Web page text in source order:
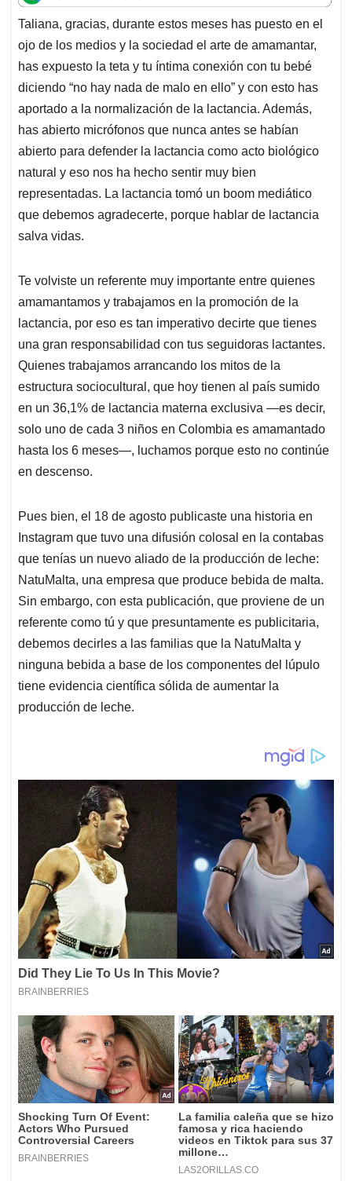
t
s
A
p
p
e
b
o
o
k
k
e
d
I
n
i
l
e
a
d
s
Taliana, gracias, durante estos meses has puesto en el
ojo de los medios y la sociedad el arte de amamantar,
has expuesto la teta y tu íntima conexión con tu bebé
diciendo “no hay nada de malo en ello” y con esto has
aportado a la normalización de la lactancia. Además,
has abierto micrófonos que nunca antes se habían
abierto para defender la lactancia como acto biológico
natural y eso nos ha hecho sentir muy bien
representadas. La lactancia tomó un boom mediático
que debemos agradecerte, porque hablar de lactancia
salva vidas.
Te volviste un referente muy importante entre quienes
amamantamos y trabajamos en la promoción de la
lactancia, por eso es tan imperativo decirte que tienes
una gran responsabilidad con tus seguidoras lactantes.
Quienes trabajamos arrancando los mitos de la
estructura sociocultural, que hoy tienen al país sumido
en un 36,1% de lactancia materna exclusiva —es decir,
solo uno de cada 3 niños en Colombia es amamantado
hasta los 6 meses—, luchamos porque esto no continúe
en descenso.
Pues bien, el 18 de agosto publicaste una historia en
Instagram que tuvo una difusión colosal en la contabas
que tenías un nuevo aliado de la producción de leche:
NatuMalta, una empresa que produce bebida de malta.
Sin embargo, con esta publicación, que proviene de un
referente como tú y que presuntamente es publicitaria,
debemos decirles a las familias que la NatuMalta y
ninguna bebida a base de los componentes del lúpulo
tiene evidencia científica sólida de aumentar la
producción de leche.